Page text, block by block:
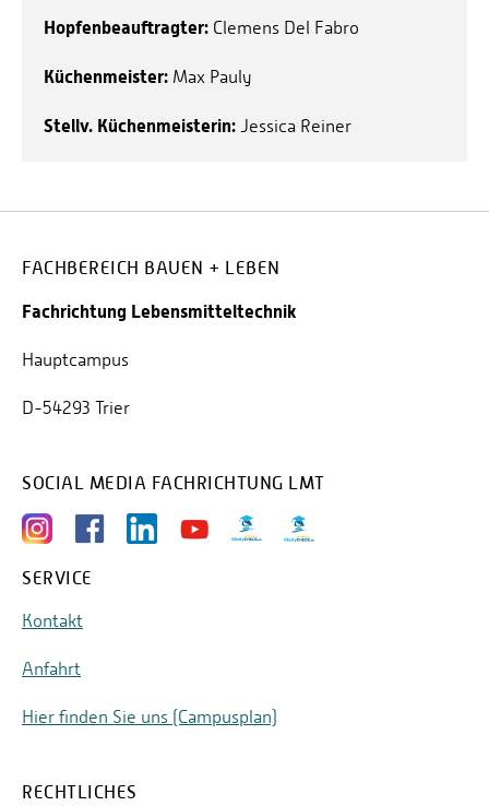
Hopfenbeauftragter: Clemens Del Fabro
Küchenmeister: Max Pauly
Stellv. Küchenmeisterin: Jessica Reiner
FACHBEREICH BAUEN + LEBEN
Fachrichtung Lebensmitteltechnik
Hauptcampus
D-54293 Trier
SOCIAL MEDIA FACHRICHTUNG LMT
SERVICE
Kontakt
Anfahrt
Hier finden Sie uns (Campusplan)
RECHTLICHES